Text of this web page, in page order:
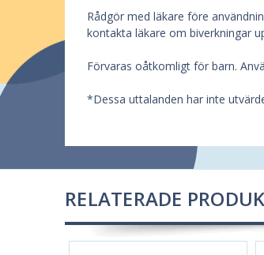
Rådgör med läkare före
kontakta läkare om biverkningar
Förvaras oåtkomligt för barn.
*Dessa uttalanden har inte
RELATERADE